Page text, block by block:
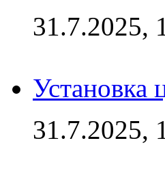
31.7.2025,
Установка
31.7.2025,